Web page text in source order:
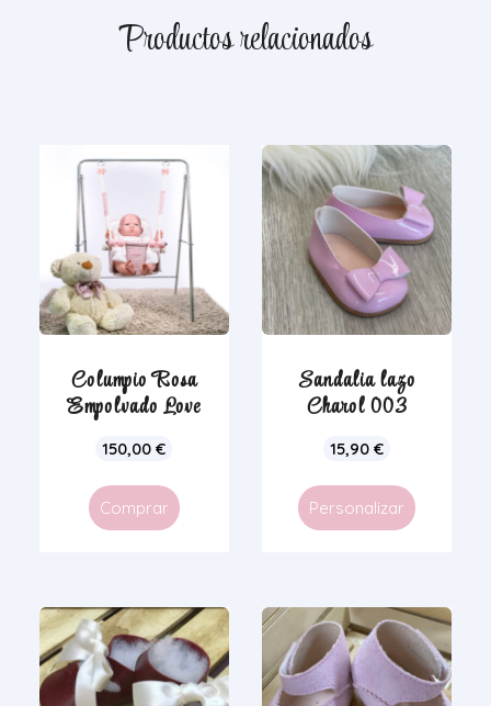
Productos relacionados
Columpio Rosa
Empolvado Love
150,00€
Comprar
Sandalia lazo
Charol 003
15,90€
Personalizar